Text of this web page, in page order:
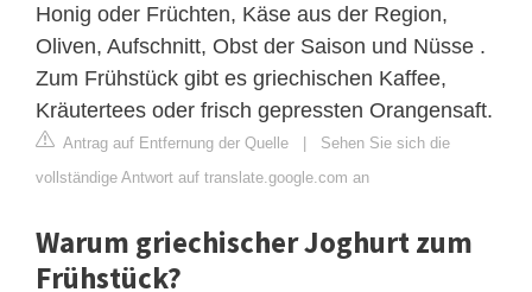
Honig oder Früchten, Käse aus der Region,
Oliven, Aufschnitt, Obst der Saison und Nüsse .
Zum Frühstück gibt es griechischen Kaffee,
Kräutertees oder frisch gepressten Orangensaft.
Antrag auf Entfernung der Quelle | Sehen Sie sich die
vollständige Antwort auf translate.google.com an
Warum griechischer Joghurt zum
Frühstück?